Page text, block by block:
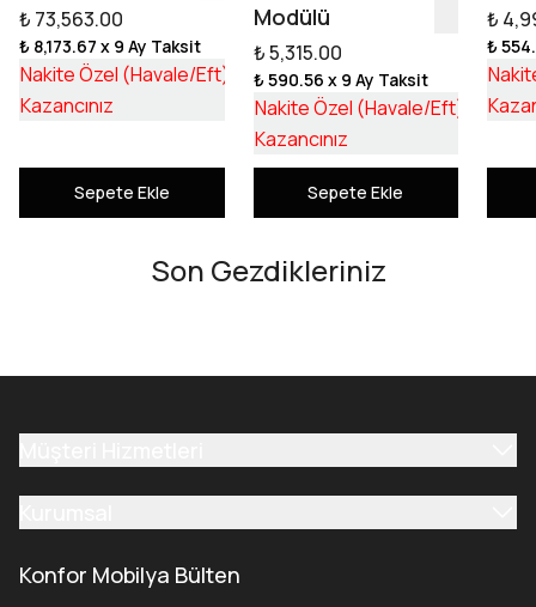
₺ 73,563.00
₺ 8,173.67 x 9 Ay Taksit
Nakite Özel (Havale/Eft) ₺ 55,253.17
Kazancınız ₺ 18,309.83
Sepete Ekle
Modülü
₺ 5,315.00
₺ 590.56 x 9 Ay Taksit
Nakite Özel (Havale/Eft) ₺
Kazancınız
Sepete Ekle
₺
₺
Son Gezdikleriniz
Konfor Mobilya Bülten